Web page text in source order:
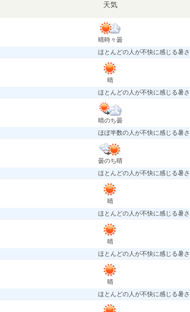
天気
晴時々曇
ほとんどの人が不快に感じる暑さ
晴
ほとんどの人が不快に感じる暑さ
晴のち曇
ほぼ半数の人が不快に感じる暑さ
曇のち晴
ほとんどの人が不快に感じる暑さ
晴
ほとんどの人が不快に感じる暑さ
晴
ほとんどの人が不快に感じる暑さ
晴
ほとんどの人が不快に感じる暑さ